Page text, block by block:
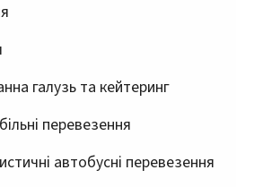
галузь та кейтеринг
перевезення
автобусні перевезення